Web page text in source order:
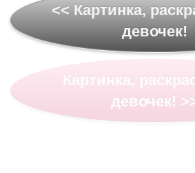
<< Картинка,
девочек!
Картинка,
девочек!